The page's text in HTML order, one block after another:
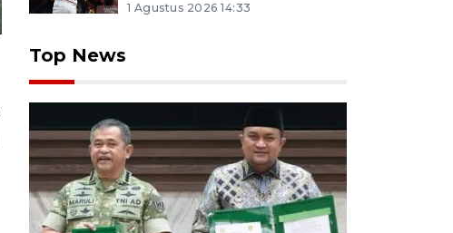
1 Agustus 2026 14:33
Top News